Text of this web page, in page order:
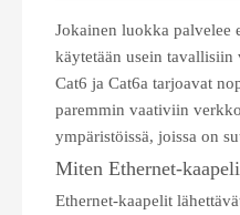
Jokainen luokka palvelee
käytetään usein
Cat6 ja Cat6a tarjoavat
paremmin vaativiin
ympäristöissä, joissa on
Miten Ethernet-
Ethernet-kaapelit